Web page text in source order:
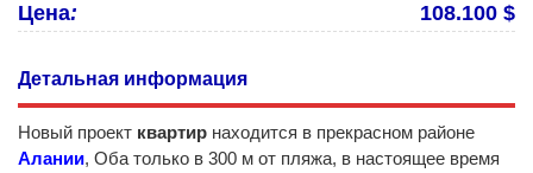
Цена: 108.100 $
Детальная информация
Новый проект квартир находится в прекрасном районе
Алании, Оба только в 300 м от пляжа, в настоящее время